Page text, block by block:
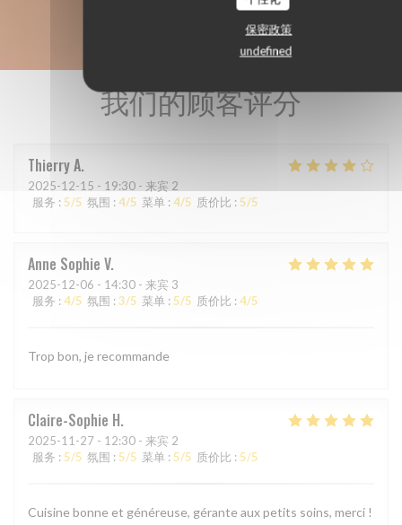
保密政策
undefined
我们的顾客评分
ThierryA
2025-12-15 - 19:30 - 来宾 2
服务 : 5/5 氛围 : 4/5 菜单 : 4/5 质价比 :5/5
Anne Sophie V
2025-12-06 - 14:30 - 来宾 3
服务 : 4/5 氛围 : 3/5 菜单 : 5/5 质价比 : 4/5
Trop bon, je recommande
Claire-Sophie H
2025-11-27 - 12:30 - 来宾 2
服务 : 5/5 氛围 : 5/5 菜单 : 5/5 质价比 : 5/5
Cuisine bonne et généreuse, gérante aux petits soins, merci !